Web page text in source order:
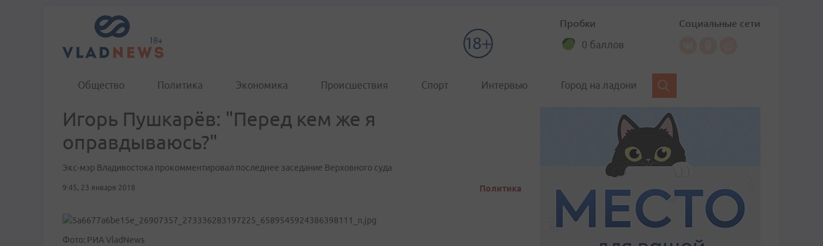
Пробки
0 баллов
Социальные сети
Общество Политика Экономика Происшествия Спорт Интервью Город на ладони
Игорь Пушкарёв: "Перед кем же я
оправдываюсь?"
Экс-мэр Владивостока прокомментировал последнее заседание Верховного суда
9:45, 23 января 2018 Политика
Фото: РИА VladNews